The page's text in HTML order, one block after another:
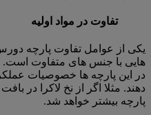
تفاوت در مواد اولیه
یکی از عوامل تفاوت پارچه
هایی با جنس های متفاوت است.
در این پارچه ها خصوصیات
دهند. مثلا اگر از نخ لاکرا در
پارچه بیشتر خواهد شد.